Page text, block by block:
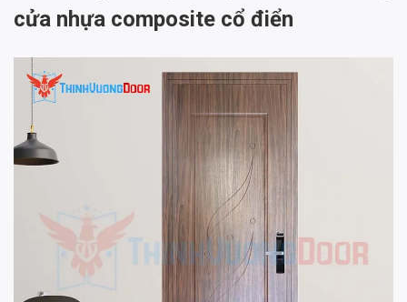
cửa nhựa composite cổ điển